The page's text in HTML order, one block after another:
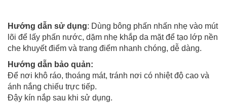
Hướng dẫn sử dụng: Dùng bông phấn nhấn nhẹ vào mút
lõi để lấy phấn nước, dặm nhẹ khắp da mặt để tạo lớp nền
che khuyết điểm và trang điểm nhanh chóng, dễ dàng.
Hướng dẫn bảo quản:
Để nơi khô ráo, thoáng mát, tránh nơi có nhiệt độ cao và
ánh nắng chiếu trực tiếp.
Đậy kín nắp sau khi sử dụng.